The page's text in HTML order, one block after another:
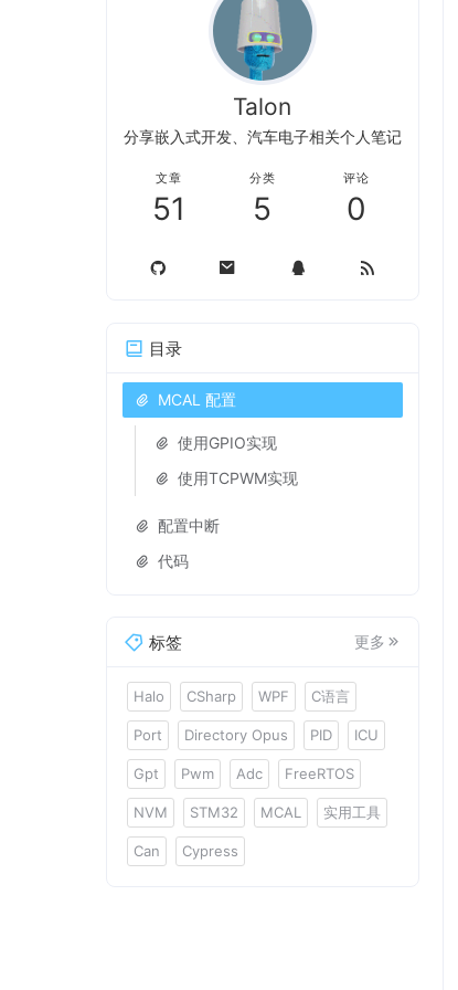
Talon
分享嵌入式开发、汽车电子相关个人笔记
文章
51
分类
5
评论
0
目录
MCAL 配置
使用GPIO实现
使用TCPWM实现
配置中断
代码
标签 更多
Halo CSharp WPF C语言
Port Directory Opus PID ICU
Gpt Pwm Adc FreeRTOS
NVM STM32 MCAL 实用工具
Can Cypress